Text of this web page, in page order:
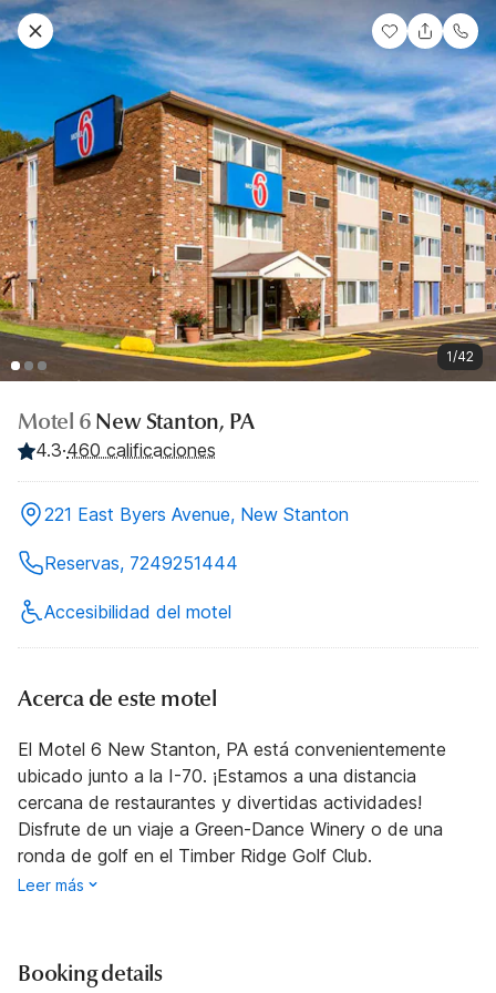
1/42
Motel 6 New Stanton, PA
4.3·460 calificaciones
221 East Byers Avenue, New Stanton
Reservas, 7249251444
Accesibilidad del motel
Acerca de este motel
El Motel 6 New Stanton, PA está convenientemente
ubicado junto a la I-70. ¡Estamos a una distancia
cercana de restaurantes y divertidas actividades!
Disfrute de un viaje a Green-Dance Winery o de una
ronda de golf en el Timber Ridge Golf Club.
Leer más
Booking details